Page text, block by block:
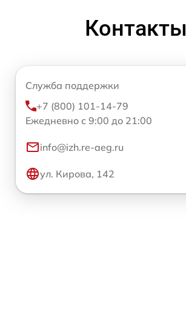
Контакты
Служба поддержки
+7 (800) 101-14-79
Ежедневно с 9:00 до 21:00
info@izh.re-aeg.ru
ул. Кирова, 142